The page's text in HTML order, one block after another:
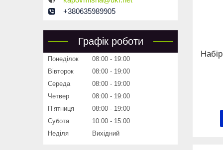
+380635989905
Графік роботи
Понеділок 08:00
19:00
Вівторок
08:00
19:00
Середа
08:00
19:00
Четвер
08:00
19:00
Пʼятниця
08:00
19:00
Субота
10:00
15:00
Неділя
Вихідний